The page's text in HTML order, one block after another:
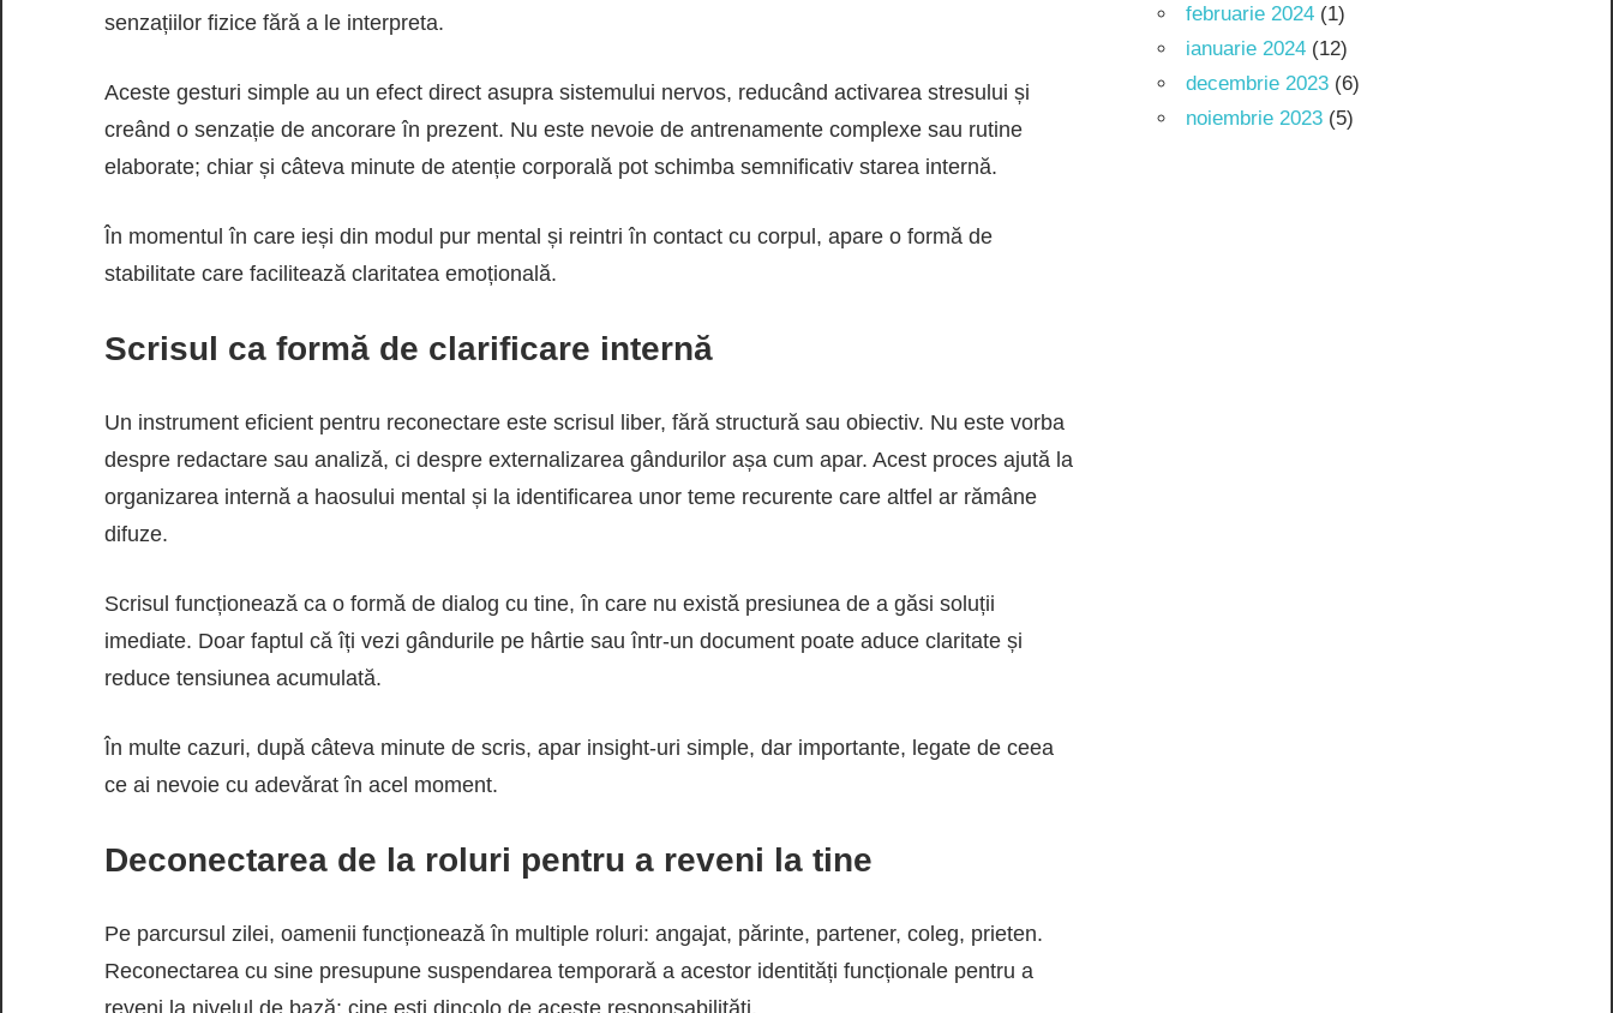
senzațiilor fizice fără a le interpreta.
Aceste gesturi simple au un efect direct asupra sistemului nervos, reducând activarea stresului și
creând o senzație de ancorare în prezent. Nu este nevoie de antrenamente complexe sau rutine
elaborate; chiar și câteva minute de atenție corporală pot schimba semnificativ starea internă.
În momentul în care ieși din modul pur mental și reintri în contact cu corpul, apare o formă de
stabilitate care facilitează claritatea emoțională.
Scrisul ca formă de clarificare internă
Un instrument eficient pentru reconectare este scrisul liber, fără structură sau obiectiv. Nu este vorba
despre redactare sau analiză, ci despre externalizarea gândurilor așa cum apar. Acest proces ajută la
organizarea internă a haosului mental și la identificarea unor teme recurente care altfel ar rămâne
difuze.
Scrisul funcționează ca o formă de dialog cu tine, în care nu există presiunea de a găsi soluții
imediate. Doar faptul că îți vezi gândurile pe hârtie sau într-un document poate aduce claritate și
reduce tensiunea acumulată.
În multe cazuri, după câteva minute de scris, apar insight-uri simple, dar importante, legate de ceea
ce ai nevoie cu adevărat în acel moment.
Deconectarea de la roluri pentru a reveni la tine
Pe parcursul zilei, oamenii funcționează în multiple roluri: angajat, părinte, partener, coleg, prieten.
Reconectarea cu sine presupune suspendarea temporară a acestor identități funcționale pentru a
februarie 2024(1)
ianuarie 2024(12)
decembrie 2023(6)
noiembrie 2023(5)